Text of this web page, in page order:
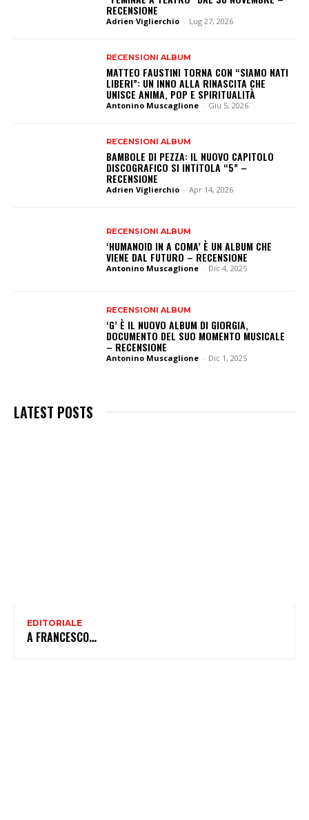
RECENSIONE
Adrien Viglierchio - Lug 27, 2026
RECENSIONI ALBUM
MATTEO FAUSTINI TORNA CON “SIAMO NATI
LIBERI”: UN INNO ALLA RINASCITA CHE
UNISCE ANIMA, POP E SPIRITUALITÀ
Antonino Muscaglione - Giu 5, 2026
RECENSIONI ALBUM
BAMBOLE DI PEZZA: IL NUOVO CAPITOLO
DISCOGRAFICO SI INTITOLA “5” –
RECENSIONE
Adrien Viglierchio - Apr 14, 2026
RECENSIONI ALBUM
‘HUMANOID IN A COMA’ È UN ALBUM CHE
VIENE DAL FUTURO – RECENSIONE
Antonino Muscaglione - Dic 4, 2025
RECENSIONI ALBUM
‘G’ È IL NUOVO ALBUM DI GIORGIA,
DOCUMENTO DEL SUO MOMENTO MUSICALE
– RECENSIONE
Antonino Muscaglione - Dic 1, 2025
LATEST POSTS
EDITORIALE
A FRANCESCO…